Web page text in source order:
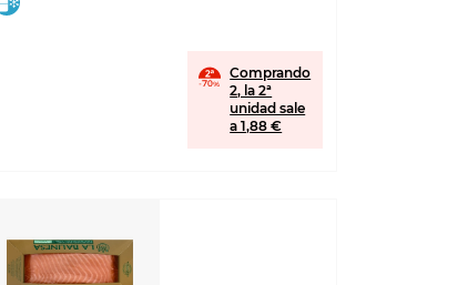
Comprando
2, la 2ª
unidad sale
a 1,88 €